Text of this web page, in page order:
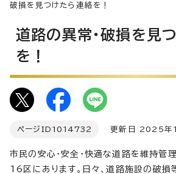
破損を見つけたら連絡を！
道路の異常・破損を見
を！
ページID 1014732 更新日 2025年
市民の安心・安全・快適な道路を維持管
16区にあります。日々、道路施設の破損